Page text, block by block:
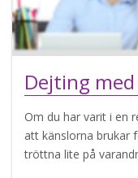
Dejting
Om du har varit i en
att känslorna brukar
tröttna lite på